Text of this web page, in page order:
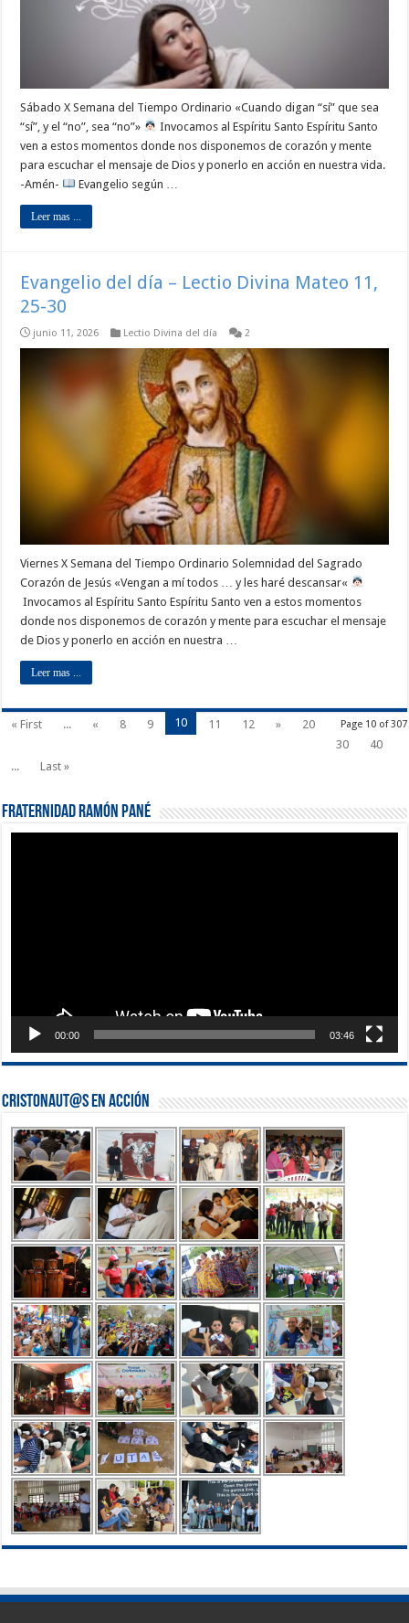
Sábado X Semana del Tiempo Ordinario «Cuando digan “sí” que sea
“sí”, y el “no”, sea “no”»
Invocamos al Espíritu Santo Espíritu Santo
ven a estos momentos donde nos disponemos de corazón y mente
para escuchar el mensaje de Dios y ponerlo en acción en nuestra vida.
-Amén-
Evangelio según …
Leer mas ...
Evangelio del día – Lectio Divina Mateo 11,
25-30
junio 11, 2026 Lectio Divina del día 2
Viernes X Semana del Tiempo Ordinario Solemnidad del Sagrado
Corazón de Jesús «Vengan a mí todos … y les haré descansar«
Invocamos al Espíritu Santo Espíritu Santo ven a estos momentos
donde nos disponemos de corazón y mente para escuchar el mensaje
de Dios y ponerlo en acción en nuestra …
Leer mas ...
Page 10 of 307
« First ... « 8 9 10 11 12 »
20
30
40
...
Last »
Fraternidad Ramón Pané
00:00 03:46
Cristonaut@s en Acción